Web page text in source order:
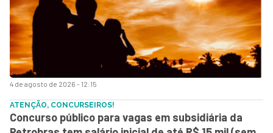
4 de agosto de 2026 - 12:15
ATENÇÃO, CONCURSEIROS!
Concurso público para vagas em subsidiária da